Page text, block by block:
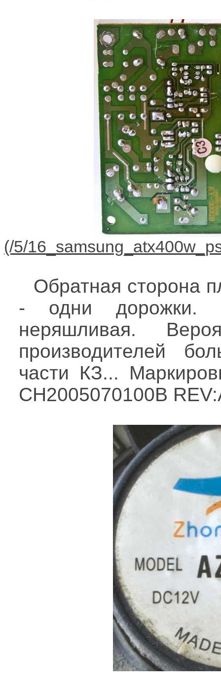
Обратная сторона
- одни дорожки.
неряшливая.
производителей
части КЗ...
CH2005070100B